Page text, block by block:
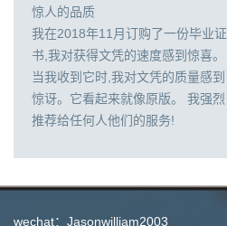
惊人的品质
我在2018年11月订购了一份毕业证
书,我对获得文凭的速度感到惊喜。
当我收到它时,我对文凭的质量感到
惊讶。它看起来就像原版。 我强烈
推荐给任何人他们的服务!
wechat：Jasonwilliam2003